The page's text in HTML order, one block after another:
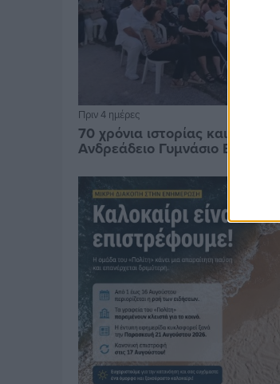
Πριν 4 ημέρες
70 χρόνια ιστορίας και
Ανδρεάδειο Γυμνάσιο